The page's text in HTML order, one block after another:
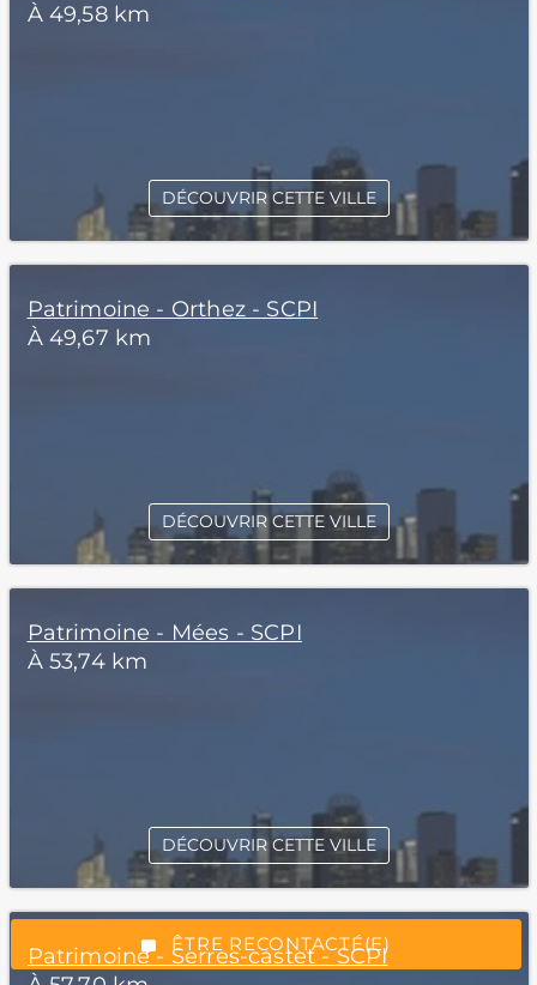
“Excellent”, 165 avis
ÊTRE RECONTACTÉ(E)
À 49,58 km
DÉCOUVRIR CETTE VILLE
Patrimoine - Orthez - SCPI
À 49,67 km
DÉCOUVRIR CETTE VILLE
Patrimoine - Mées - SCPI
À 53,74 km
DÉCOUVRIR CETTE VILLE
Patrimoine - Serres-castet - SCPI